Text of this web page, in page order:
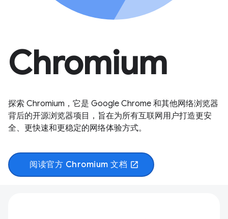
Chromium
探索 Chromium，它是 Google Chrome 和其他网络浏览器
背后的开源浏览器项目，旨在为所有互联网用户打造更安
全、更快速和更稳定的网络体验方式。
阅读官方 Chromium 文档 open_in_new